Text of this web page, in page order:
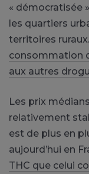
« démocratisée
les quartiers
territoires
consommation
aux autres
Les prix
relativement
est de plus en
aujourd’hui en
THC que celui